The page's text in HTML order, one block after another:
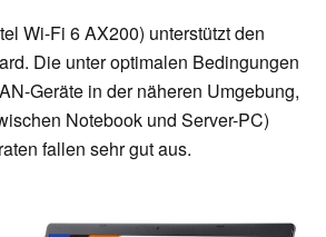
Wi-Fi 6 AX200) unterstützt den
Die unter optimalen Bedingungen
Geräte in der näheren Umgebung,
Notebook und Server-PC)
fallen sehr gut aus.